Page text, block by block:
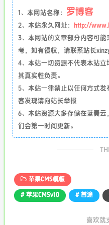
1、本网站名称： 罗博客
2、本站永久网址：
http://
3、本网站的文章部分内容可
考，如有侵权，请联系站长
4、本站一切资源不代表本站
其真实性负责。
5、本站一律禁止以任何方式
客发现请向站长举报
6、本站资源大多存储在蓝奏
们会第一时间更新。
苹果CMS模板
# 苹果CMSv10 # 首途
喜欢就